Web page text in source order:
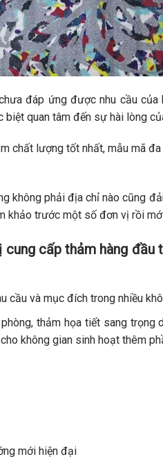
đáp ứng được nhu cầu
biệt quan tâm đến sự hài lòng
chất lượng tốt nhất, mẫu mã
không phải địa chỉ nào cũng
khảo trước một số đơn vị rồi
cung cấp thảm hàng đầu
cầu và mục đích trong nhiều
thảm họa tiết sang trọng
không gian sinh hoạt thêm
mới hiện đại